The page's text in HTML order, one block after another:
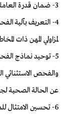
3- ضمان قدرة العاملين/ الموظفين على أداء مهاهم بأمان وكفاءة.
4- التعريف بآلية
لمزاولي المهن ذات
5- توحيد نماذج
والفحص الاستثنائي
عن الحالة الصحية
6- تحسين الامتثال